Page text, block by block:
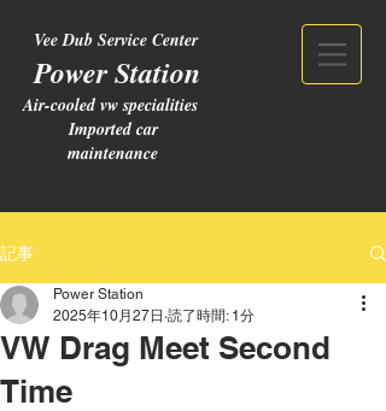
Vee Dub Service Center
Power Station
Air-cooled vw specialities
Imported car
maintenance
記事
VW Drag Meet Second
Time
Power Station
2025年10月27日 読了時間: 1分